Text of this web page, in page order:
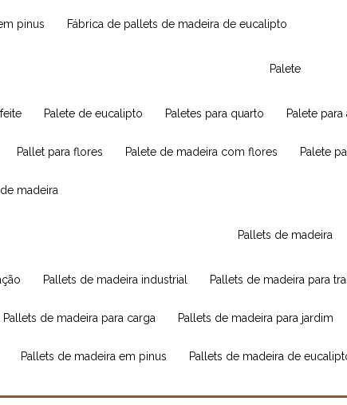
pinus fábrica de pallets de madeira de eucalipto
palete
palete de eucalipto paletes para quarto palete
pallet para flores palete de madeira com flores palete
de madeira
pallets de madeira
pallets de madeira industrial pallets de madeira para
pallets de madeira para carga pallets de madeira para jardim
pallets de madeira em pinus pallets de madeira de